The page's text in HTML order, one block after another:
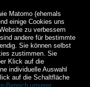
Matomo (ehemals
einige Cookies uns
zu verbessern
andere für bestimmte
Sie können selbst
zustimmen. Sie
Klick auf die
individuelle Auswahl
auf die Schaltfläche
Bereich unserer